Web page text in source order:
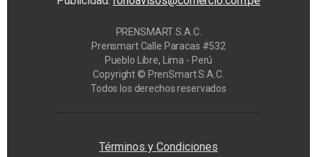
PRENSMART S.A.C.
Prensmart Calle Paracas #532
Pueblo Libre, Lima - Perú
Copyright © PrenSmart S.A.C.
Todos los derechos reservados
Términos y Condiciones